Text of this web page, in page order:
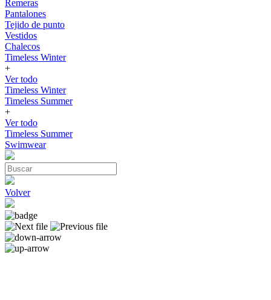
Remeras
Pantalones
Tejido de punto
Vestidos
Chalecos
Timeless Winter
+
Ver todo
Timeless Winter
Timeless Summer
+
Ver todo
Timeless Summer
Swimwear
Volver